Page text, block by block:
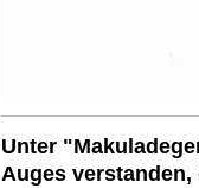
Unter
Auges